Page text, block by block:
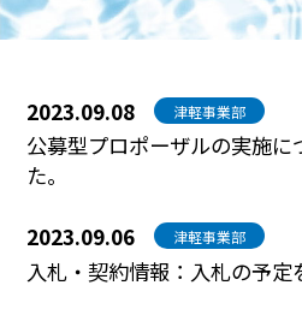
2023.09.08 津軽事業部
公募型プロポーザルの実施に
た。
2023.09.06 津軽事業部
入札・契約情報：入札の予定